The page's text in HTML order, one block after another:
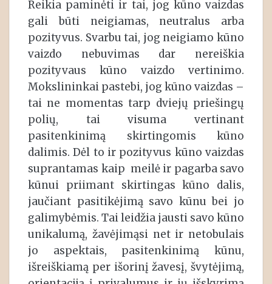
Reikia paminėti ir tai, jog kūno vaizdas
gali būti neigiamas, neutralus arba
pozityvus. Svarbu tai, jog neigiamo kūno
vaizdo nebuvimas dar nereiškia
pozityvaus kūno vaizdo vertinimo.
Mokslininkai pastebi, jog kūno vaizdas –
tai ne momentas tarp dviejų priešingų
polių, tai visuma vertinant
pasitenkinimą skirtingomis kūno
dalimis. Dėl to ir pozityvus kūno vaizdas
suprantamas kaip meilė ir pagarba savo
kūnui priimant skirtingas kūno dalis,
jaučiant pasitikėjimą savo kūnu bei jo
galimybėmis. Tai leidžia jausti savo kūno
unikalumą, žavėjimąsi net ir netobulais
jo aspektais, pasitenkinimą kūnu,
išreiškiamą per išorinį žavesį, švytėjimą,